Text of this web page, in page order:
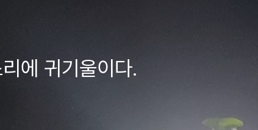
에 귀기울이다.